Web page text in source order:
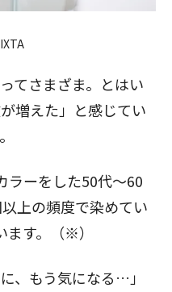
てさまざま。とはい
増えた」と感じてい
ラーをした50代～60
上の頻度で染めてい
ます。（※）
、もう気になる…」